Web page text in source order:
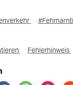
Fehlerhinweis